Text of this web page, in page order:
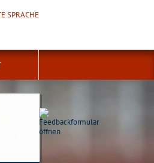
SPRACHE